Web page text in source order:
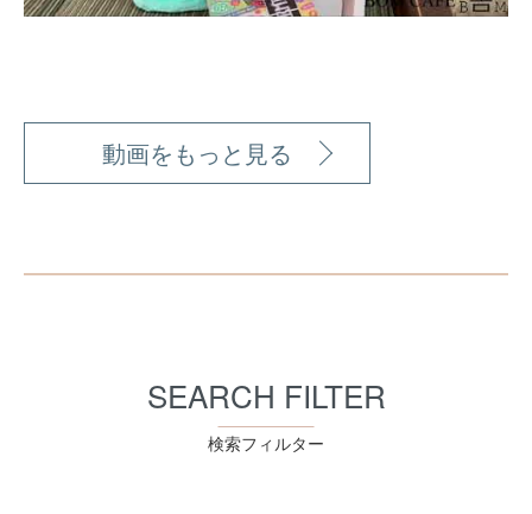
動画をもっと見る
SEARCH FILTER
検索フィルター